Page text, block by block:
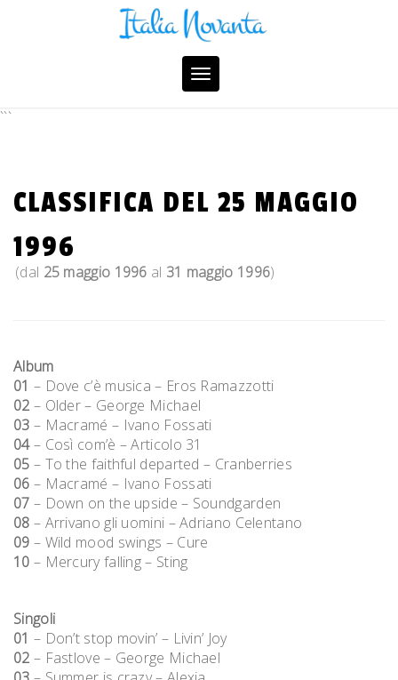
Toggle
navigation
```
CLASSIFICA DEL 25 MAGGIO
1996
(dal 25 maggio 1996 al 31 maggio 1996)
Album
01 – Dove c’è musica – Eros Ramazzotti
02 – Older – George Michael
03 – Macramé – Ivano Fossati
04– Così com’è – Articolo 31
05 – To the faithful departed – Cranberries
06 – Macramé – Ivano Fossati
07 – Down on the upside – Soundgarden
08 – Arrivano gli uomini – Adriano Celentano
09 – Wild mood swings – Cure
10 – Mercury falling – Sting
Singoli
01 – Don’t stop movin’ – Livin’ Joy
02 – Fastlove – George Michael